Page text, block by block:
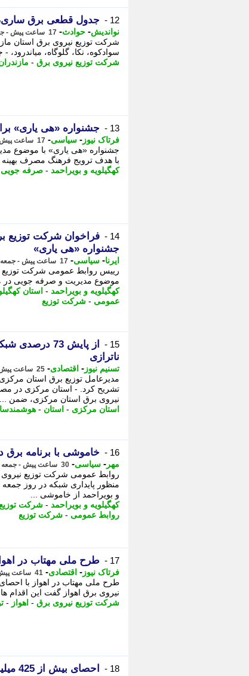
12 - جدول قطعی برق ساری، آمل،
نواندیش- حوادث- 17 ساعت پیش - جمعه 16 مرداد 1405، 20:01
شرکت توزیع نیروی برق استان
سوادکوه، نکا، گلوگاه،
شرکت توزیع نیروی برق -
13 - جشنواره «هی یاری»
فرتاک نیوز - سیاسی- 17 ساعت پیش - جمعه 16 مرداد 1405، 20:00
جشنواره «هی یاری» با موضوع
با هدف ترویج فرهنگ مصرف
کهگیلویه و بویراحمد - صرفه
14 -
فراخوان شرکت توزیع
جشنواره «هی یاری»
ایرنا- سیاسی- 17 ساعت پیش - جمعه 16 مرداد 1405، 19:50
رییس روابط عمومی شرکت توزیع
موضوع مدیریت و صرفه جویی در
کهگیلویه و بویراحمد - استان
عمومی - شرکت توزیع
15 -
از پایش 73
ناترازی
تسنیم نیوز - اقتصادی- 25 ساعت پیش - جمعه 16 مرداد 1405، 12:00
تشریح کرد. - استان مرکزی در
نیروی برق استان مرکزی، ضمن ...
استان مرکزی - استان -
16 - خاموشی با برنامه برق
مهر - سیاسی- 30 ساعت پیش - جمعه 16 مرداد 1405، 07:05
روابط عمومی شرکت توزیع نیروی
منظور پایداری شبکه در روز
و بویراحمد از خاموشی ...
کهگیلویه و بویراحمد - شرکت
روابط عمومی - شرکت توزیع
17 - طرح ملی مهتاب در اهواز؛ 425 میلیون کیلووات ساعت انرژی
فرتاک نیوز - اقتصادی- 41 ساعت پیش - پنجشنبه 15 مرداد 1405، 20:10
نیروی برق اهواز گفت این اقدام
شرکت توزیع نیروی برق - اهواز -
18 -